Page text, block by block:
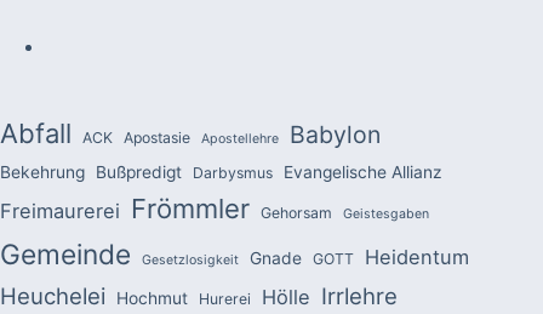
Abfall ACK Apostasie Apostellehre Babylon
Bekehrung Bußpredigt Darbysmus Evangelische Allianz
Freimaurerei Frömmler Gehorsam Geistesgaben
Gemeinde Gesetzlosigkeit Gnade GOTT Heidentum
Heuchelei Hochmut Hurerei Hölle Irrlehre